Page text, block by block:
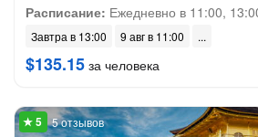
Расписание: Ежедневно в 11:00,
Завтра в 13:00 9 авг в 11:00
$135.15 за человека
5 отзывов